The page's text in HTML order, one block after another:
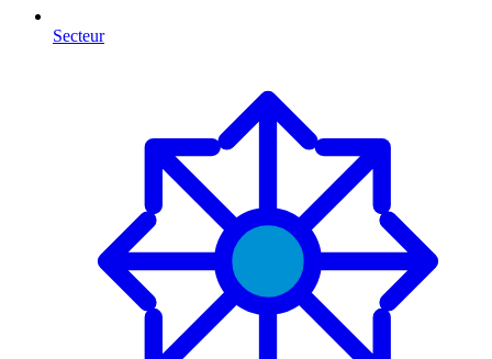
Secteur